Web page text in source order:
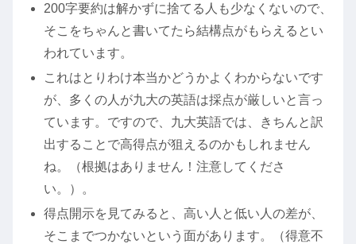
200字要約は解かずに捨てる人も少なくないので、
そこをちゃんと書いてたら結構点がもらえるとい
われています。
これはとりわけ本当かどうかよくわからないです
が、多くの人が九大の英語は採点が厳しいと言っ
ています。ですので、九大英語では、きちんと訳
出することで高得点が狙えるのかもしれません
ね。（根拠はありません！注意してくださ
い。）。
得点開示を見てみると、高い人と低い人の差が、
そこまでつかないという面があります。（得意不